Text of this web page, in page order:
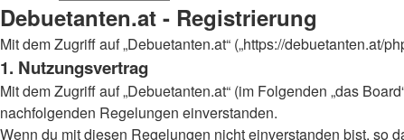
Debuetanten.at - Registrierung
Mit dem Zugriff auf „Debuetanten.at“ („https://
1. Nutzungsvertrag
Mit dem Zugriff auf „Debuetanten.at“ (im Folgenden „das
nachfolgenden Regelungen einverstanden.
Wenn du mit diesen Regelungen nicht einverstanden bist, so